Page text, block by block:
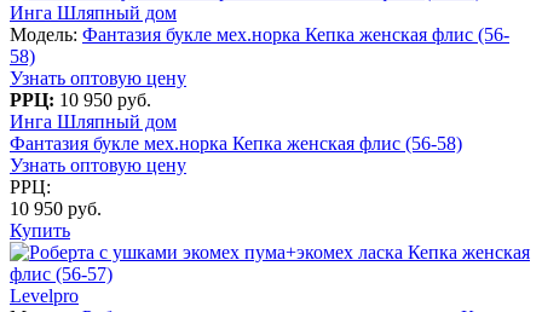
Инга Шляпный дом
Модель: Фантазия букле мех.норка Кепка женская флис (56-
58)
Узнать оптовую цену
РРЦ: 10 950 руб.
Инга Шляпный дом
Фантазия букле мех.норка Кепка женская флис (56-58)
Узнать оптовую цену
РРЦ:
10 950 руб.
Купить
Levelpro